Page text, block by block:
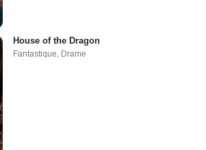
House of the Dragon
Fantastique, Drame